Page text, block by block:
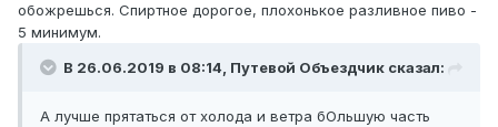
обожрешься. Спиртное дорогое, плохонькое разливное пиво -
5 минимум.
В 26.06.2019 в 08:14, Путевой Объездчик сказал:
А лучше прятаться от холода и ветра бОльшую часть